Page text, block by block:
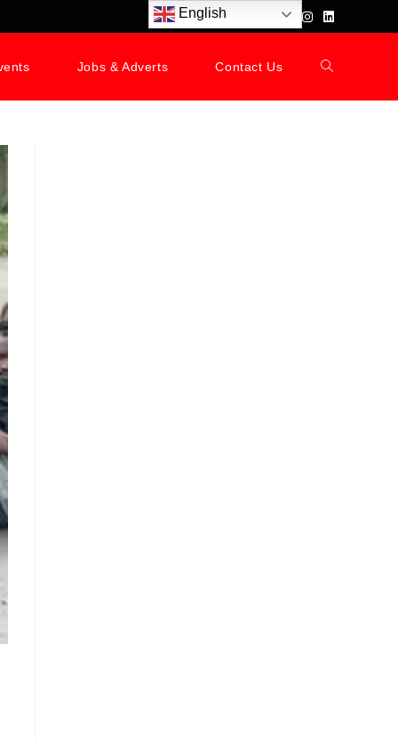
Jobs & Adverts Contact Us
English